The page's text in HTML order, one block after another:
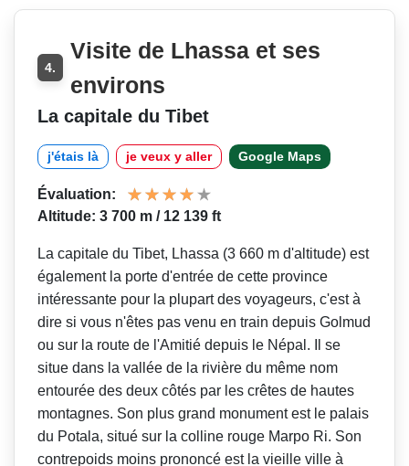
4.
Visite de Lhassa et ses
environs
La capitale du Tibet
j'étais là je veux y aller Google Maps
Évaluation:
Altitude: 3 700 m / 12 139 ft
La capitale du Tibet, Lhassa (3 660 m d'altitude) est
également la porte d'entrée de cette province
intéressante pour la plupart des voyageurs, c'est à
dire si vous n'êtes pas venu en train depuis Golmud
ou sur la route de l'Amitié depuis le Népal. Il se
situe dans la vallée de la rivière du même nom
entourée des deux côtés par les crêtes de hautes
montagnes. Son plus grand monument est le palais
du Potala, situé sur la colline rouge Marpo Ri. Son
contrepoids moins prononcé est la vieille ville à